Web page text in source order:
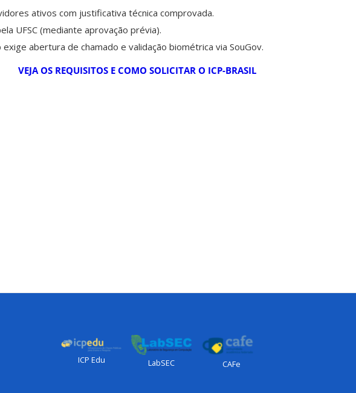
ativos com justificativa técnica comprovada.
UFSC (mediante aprovação prévia).
exige abertura de chamado e validação biométrica via SouGov.
VEJA OS REQUISITOS E COMO SOLICITAR O ICP-BRASIL
ICP Edu LabSEC CAFe